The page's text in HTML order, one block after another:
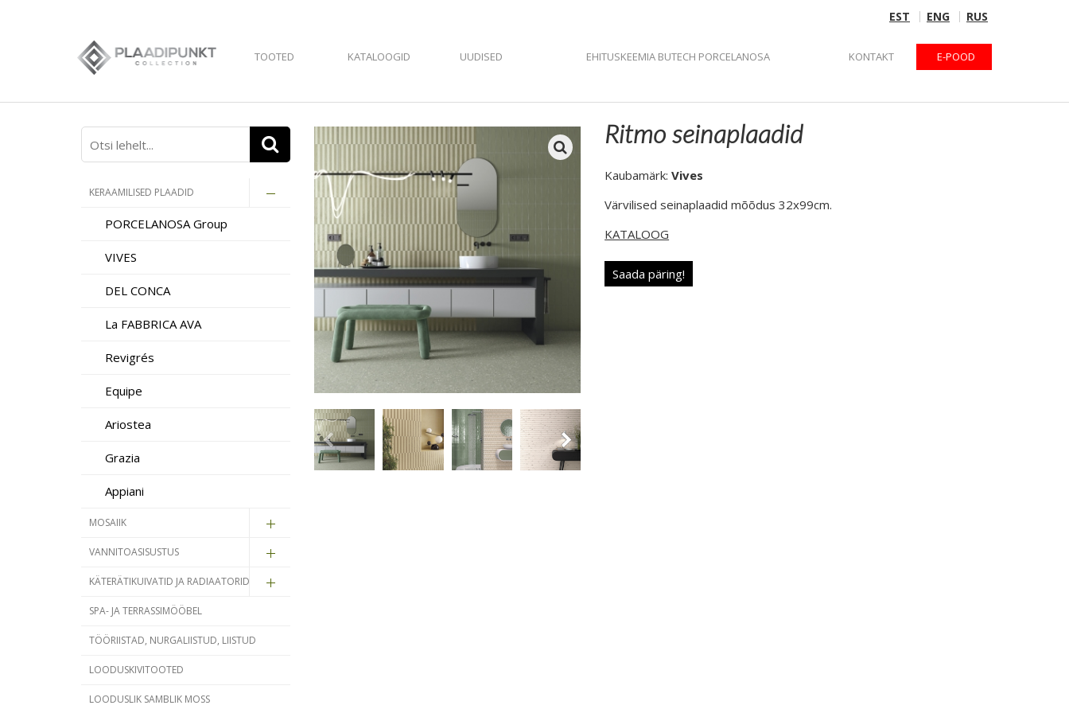
EST ENG RUS
TOOTED KATALOOGID UUDISED EHITUSKEEMIA BUTECH PORCELANOSA KONTAKT E-POOD
KERAAMILISED PLAADID
PORCELANOSA Group
VIVES
DEL CONCA
La FABBRICA AVA
Revigrés
Equipe
Ariostea
Grazia
Appiani
MOSAIIK
VANNITOASISUSTUS
KÄTERÄTIKUIVATID JA RADIAATORID
SPA- JA TERRASSIMÖÖBEL
TÖÖRIISTAD, NURGALIISTUD, LIISTUD
LOODUSKIVITOOTED
LOODUSLIK SAMBLIK MOSS
Ritmo seinaplaadid
Kaubamärk:Vives
Värvilised seinaplaadid mõõdus 32x99cm.
KATALOOG
Saada päring!